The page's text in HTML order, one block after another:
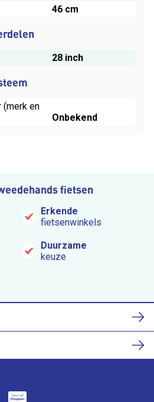
46 cm
28 inch
(merk en
Onbekend
fietsen
Erkende
fietsenwinkels
Duurzame
keuze